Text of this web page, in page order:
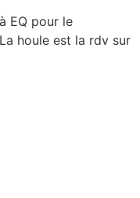
EQ pour le
houle est la rdv sur